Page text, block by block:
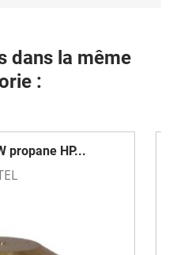
dans la même
:
propane HP...